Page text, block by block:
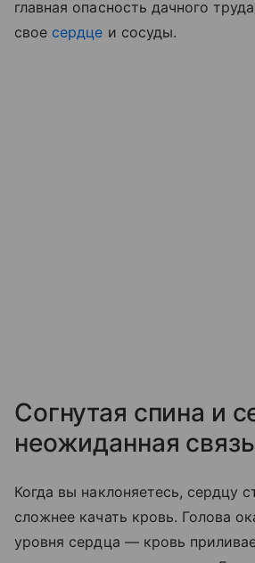
главная опасность дачного
свое сердце и сосуды.
Согнутая спина и
неожиданная связь
Когда вы наклоняетесь, сердцу
сложнее качать кровь. Голова
уровня сердца — кровь